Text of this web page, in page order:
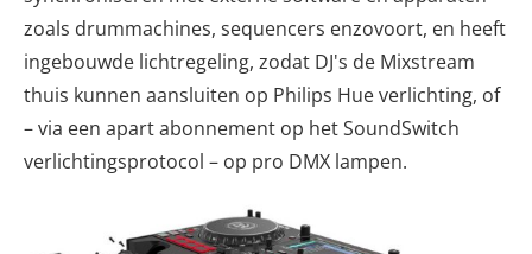
zoals drummachines, sequencers enzovoort, en heeft
ingebouwde lichtregeling, zodat DJ's de Mixstream
thuis kunnen aansluiten op Philips Hue verlichting, of
– via een apart abonnement op het SoundSwitch
verlichtingsprotocol – op pro DMX lampen.